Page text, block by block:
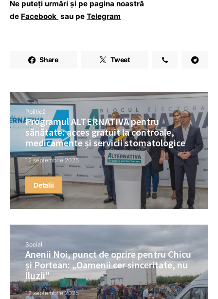
Ne puteți urmări și pe pagina noastră
de Facebook sau pe Telegram
Share Tweet
Politică
Programul ALTERNATIVA pentru
sănătate: acces gratuit la controale,
medicamente și servicii stomatologice
12 septembrie 2025
Detalii
Social
Anenii Noi, punct de oprire pentru Chicu
și Portean: „Oamenii cer sinceritate, nu
iluzii”
12 septembrie 2025